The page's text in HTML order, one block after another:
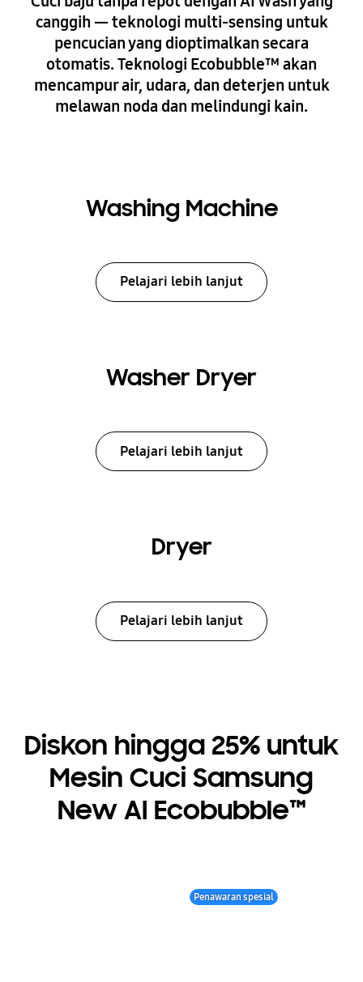
canggih — teknologi multi-sensing untuk
pencucian yang dioptimalkan secara
otomatis. Teknologi Ecobubble™ akan
mencampur air, udara, dan deterjen untuk
melawan noda dan melindungi kain.
Washing Machine
Pelajari lebih lanjut
Washer Dryer
Pelajari lebih lanjut
Dryer
Pelajari lebih lanjut
Diskon hingga 25% untuk
Mesin Cuci Samsung
New AI Ecobubble™
Penawaran spesial